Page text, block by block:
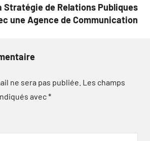
Stratégie de Relations Publiques
une Agence de Communication
ne sera pas publiée. Les champs
avec*